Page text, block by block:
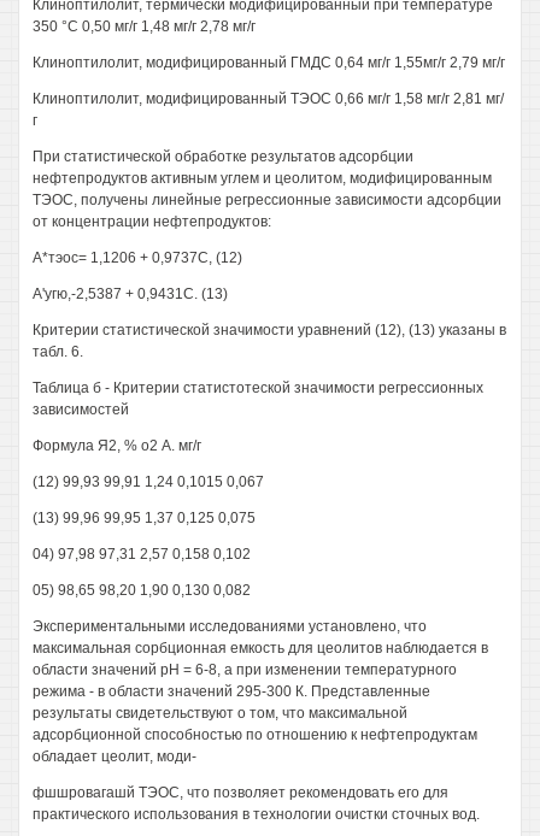
Клиноптилолит, термически модифицированный при температуре
350 °С 0,50 мг/г 1,48 мг/г 2,78 мг/г
Клиноптилолит, модифицированный ГМДС 0,64 мг/г 1,55мг/г 2,79 мг/г
Клиноптилолит, модифицированный ТЭОС 0,66 мг/г 1,58 мг/г 2,81 мг/
г
При статистической обработке результатов адсорбции
нефтепродуктов активным углем и цеолитом, модифицированным
ТЭОС, получены линейные регрессионные зависимости адсорбции
от концентрации нефтепродуктов:
А*тэос= 1,1206 + 0,9737С, (12)
А'угю,-2,5387 + 0,9431С. (13)
Критерии статистической значимости уравнений (12), (13) указаны в
табл. 6.
Таблица б - Критерии статистотеской значимости регрессионных
зависимостей
Формула Я2, % о2 А. мг/г
(12) 99,93 99,91 1,24 0,1015 0,067
(13) 99,96 99,95 1,37 0,125 0,075
04) 97,98 97,31 2,57 0,158 0,102
05) 98,65 98,20 1,90 0,130 0,082
Экспериментальными исследованиями установлено, что
максимальная сорбционная емкость для цеолитов наблюдается в
области значений рН = 6-8, а при изменении температурного
режима - в области значений 295-300 К. Представленные
результаты свидетельствуют о том, что максимальной
адсорбционной способностью по отношению к нефтепродуктам
обладает цеолит, моди-
фшшровагашй ТЭОС, что позволяет рекомендовать его для
практического использования в технологии очистки сточных вод.